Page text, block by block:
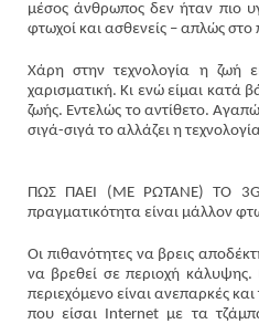
μέσος άνθρωπος δεν ήταν πιο
φτωχοί και ασθενείς – απλώς
Χάρη στην τεχνολογία η ζωή
χαρισματική. Κι ενώ είμαι κατά
ζωής. Εντελώς το αντίθετο.
σιγά-σιγά το αλλάζει η
ΠΩΣ ΠΑΕΙ (ΜΕ ΡΩΤΑΝΕ) ΤΟ 3G;
πραγματικότητα είναι μάλλον
Οι πιθανότητες να βρεις
να βρεθεί σε περιοχή
περιεχόμενο είναι ανεπαρκές
που είσαι Internet με τα